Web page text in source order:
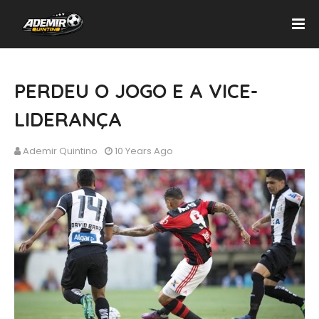
PERDEU O JOGO E A VICE-
LIDERANÇA
Ademir Quintino 10 Years Ago